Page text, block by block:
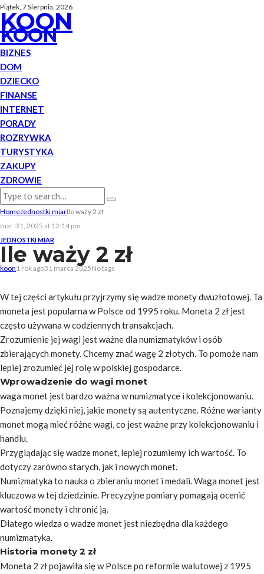
Piątek, 7 Sierpnia, 2026
KOON
KOON
BIZNES
DOM
DZIECKO
FINANSE
INTERNET
PORADY
ROZRYWKA
TURYSTYKA
ZAKUPY
ZDROWIE
HomeJednostki miarIle waży 2 zł
mar. 31, 2025 at 12:14 pm
JEDNOSTKI MIAR
Ile waży 2 zł
koon 1 rok ago31 marca 2025No tags
W tej części artykułu przyjrzymy się wadze monety dwuzłotowej. Ta
moneta jest popularna w Polsce od 1995 roku. Moneta 2 zł jest
często używana w codziennych transakcjach.
Zrozumienie jej wagi jest ważne dla numizmatyków i osób
zbierających monety. Chcemy znać wagę 2 złotych. To pomoże nam
lepiej zrozumieć jej rolę w polskiej gospodarce.
Wprowadzenie do wagi monet
waga monet jest bardzo ważna w numizmatyce i kolekcjonowaniu.
Poznajemy dzięki niej, jakie monety są autentyczne. Różne warianty
monet mogą mieć różne wagi, co jest ważne przy kolekcjonowaniu i
handlu.
Przyglądając się wadze monet, lepiej rozumiemy ich wartość. To
dotyczy zarówno starych, jak i nowych monet.
Numizmatyka to nauka o zbieraniu monet i medali. Waga monet jest
kluczowa w tej dziedzinie. Precyzyjne pomiary pomagają ocenić
wartość monety i chronić ją.
Dlatego wiedza o wadze monet jest niezbędna dla każdego
numizmatyka.
Historia monety 2 zł
Moneta 2 zł pojawiła się w Polsce po reformie walutowej z 1995